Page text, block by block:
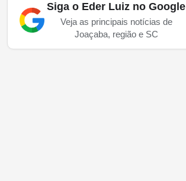
Siga o Eder Luiz no Google
Veja as principais notícias de
Joaçaba, região e SC